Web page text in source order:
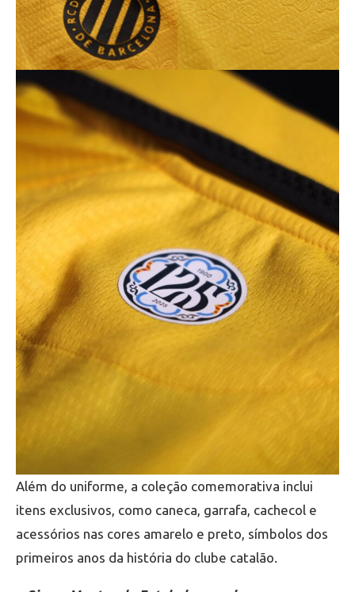
Além do uniforme, a coleção comemorativa inclui
itens exclusivos, como caneca, garrafa, cachecol e
acessórios nas cores amarelo e preto, símbolos dos
primeiros anos da história do clube catalão.